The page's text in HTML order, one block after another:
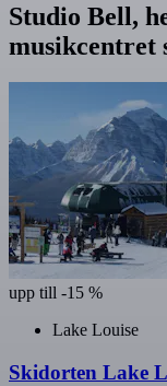
Studio Bell,
musikcentret
upp till -15 %
Lake Louise
Skidorten Lake